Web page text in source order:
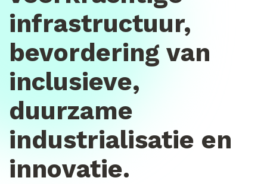
infrastructuur,
bevordering van
inclusieve,
duurzame
industrialisatie en
innovatie.